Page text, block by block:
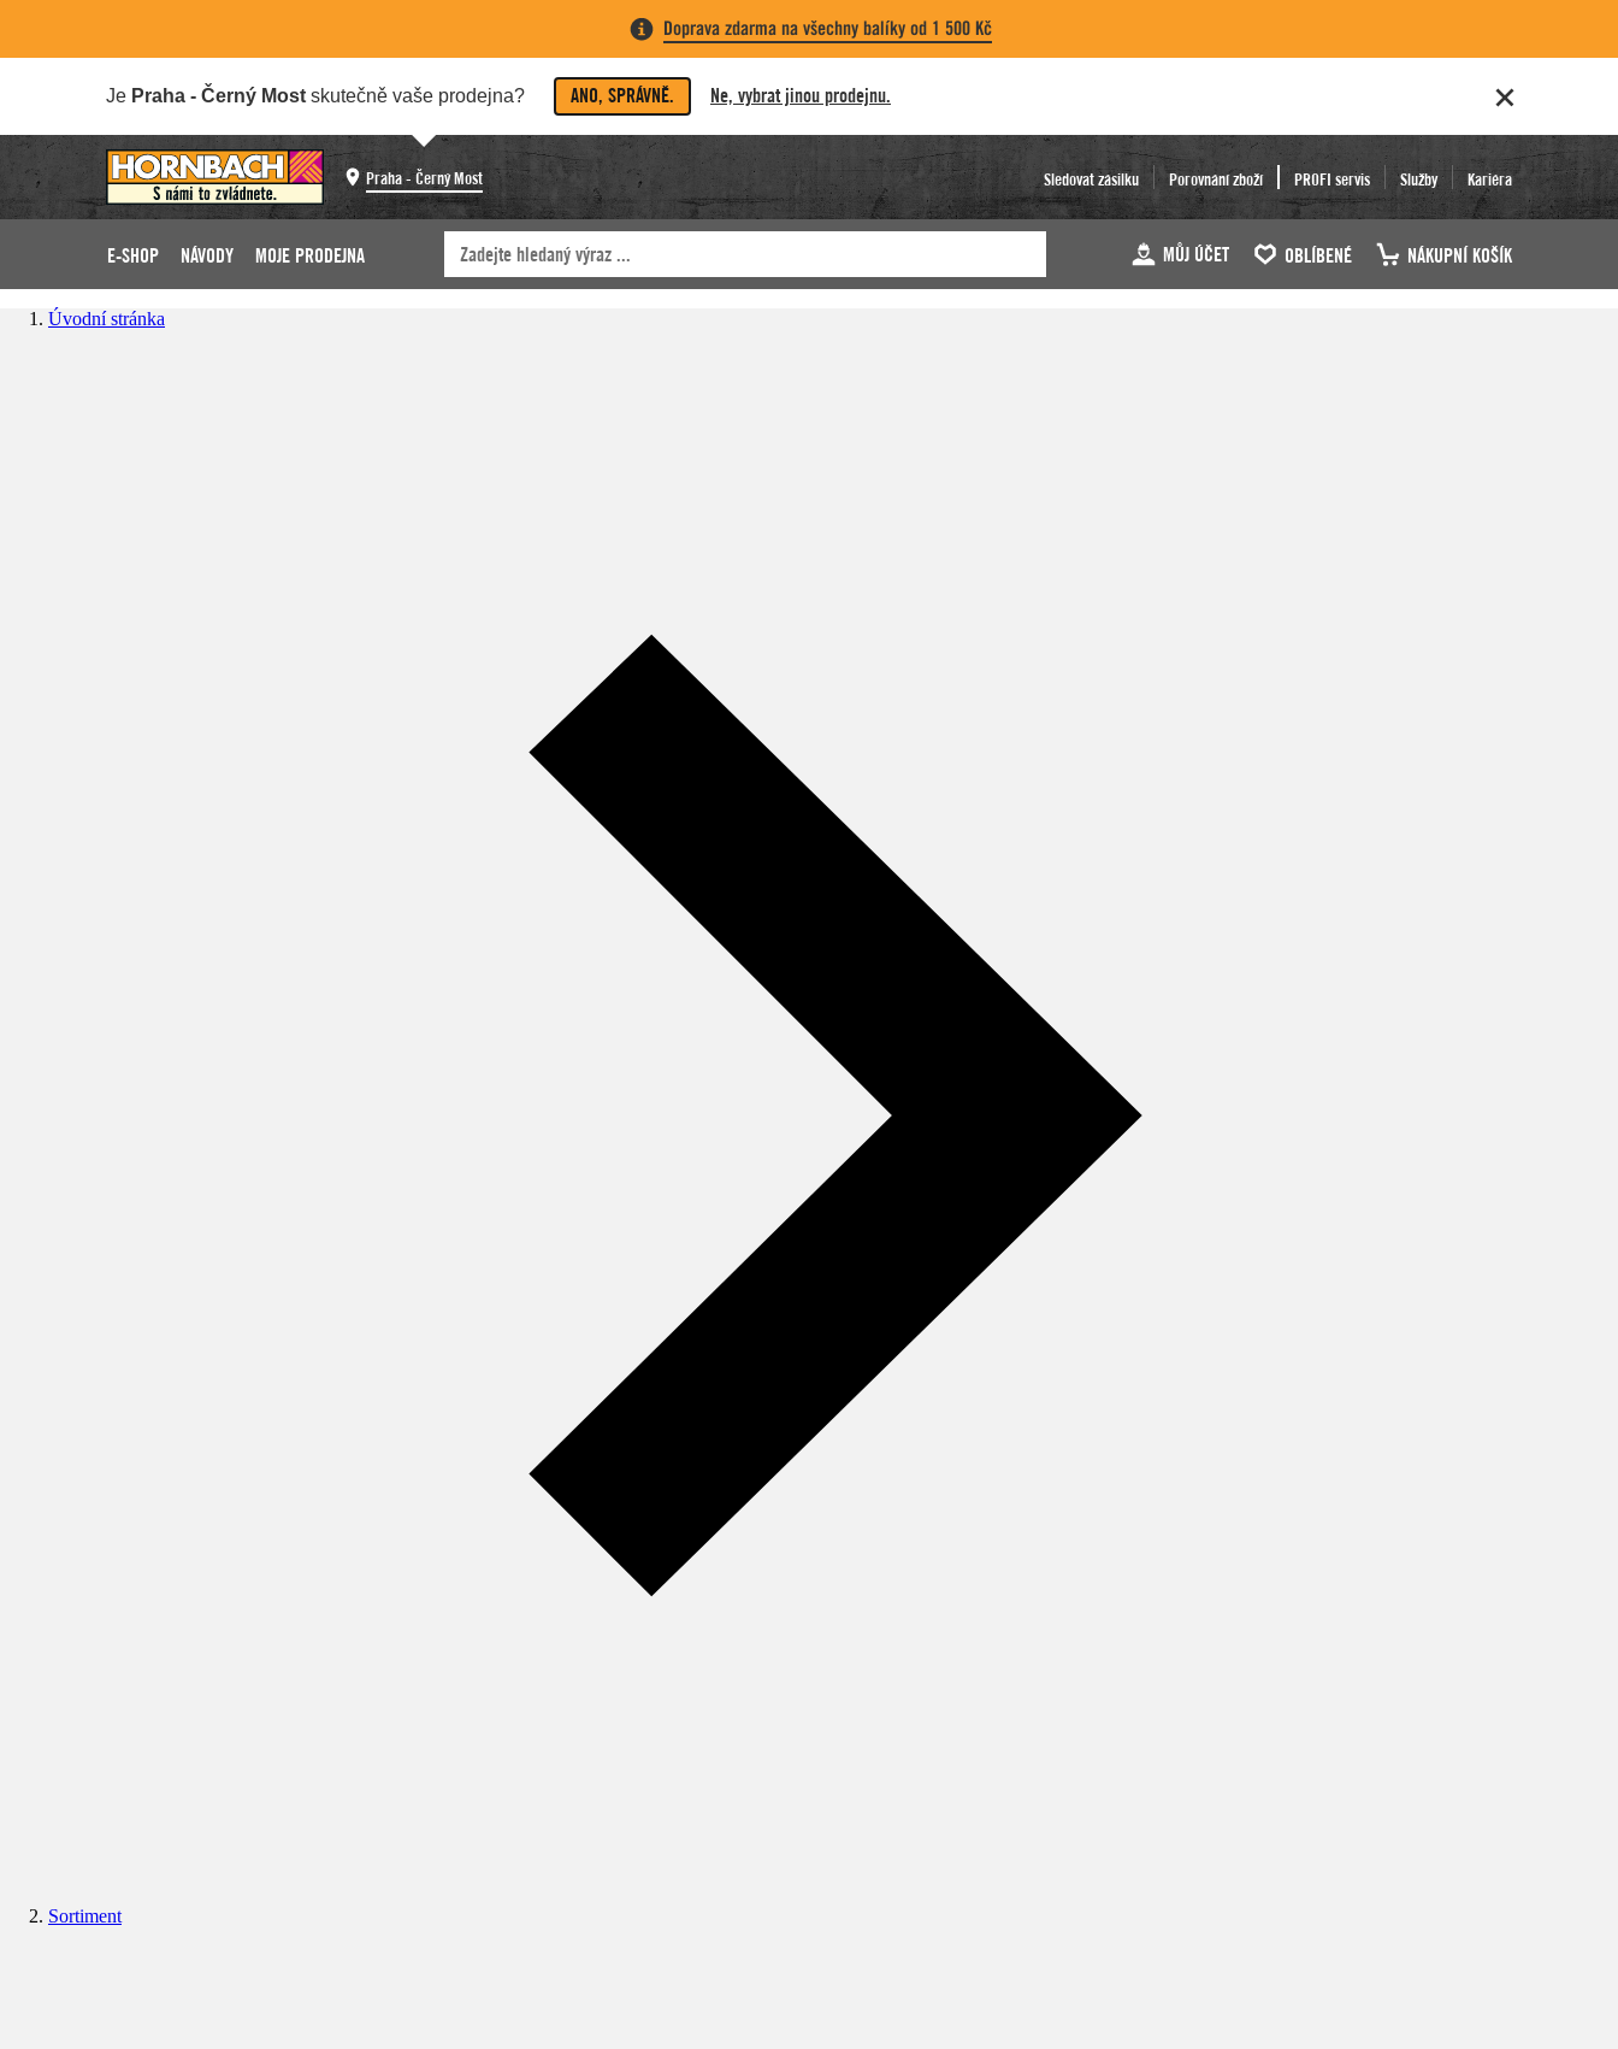
Doprava zdarma na všechny balíky od 1 500 Kč
Je Praha - Černý Most skutečně vaše prodejna? ANO, SPRÁVNĚ. Ne, vybrat jinou prodejnu.
Praha - Černý Most Sledovat zásilku Porovnání zboží PROFI servis Služby Kariéra
E-SHOP NÁVODY MOJE PRODEJNA MŮJ ÚČET OBLÍBENÉ NÁKUPNÍ KOŠÍK
Úvodní stránka
Sortiment